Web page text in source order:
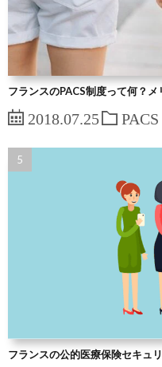
フランスのPACS制度って何？メ
2018.07.25 PACS
フランスの公的医療保険セキュ